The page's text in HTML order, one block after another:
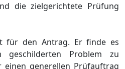
die zielgerichtete Prüfung
für den Antrag. Er finde es
Problem zu
einen generellen Prüfauftrag